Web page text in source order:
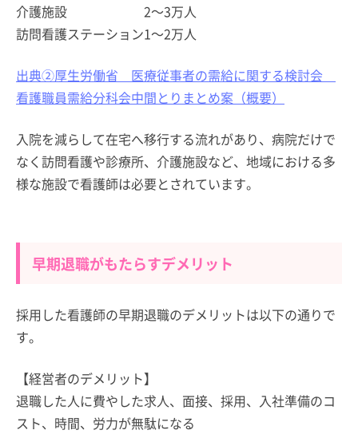
介護施設
2～3万人
訪問看護ステーション1～2万人
出典②厚生労働省 医療従事者の需給に関する検討会
看護職員需給分科会中間とりまとめ案（概要）
入院を減らして在宅へ移行する流れがあり、病院だけで
なく訪問看護や診療所、介護施設など、地域における多
様な施設で看護師は必要とされています。
早期退職がもたらすデメリット
採用した看護師の早期退職のデメリットは以下の通りで
す。
【経営者のデメリット】
退職した人に費やした求人、面接、採用、入社準備のコ
スト、時間、労力が無駄になる